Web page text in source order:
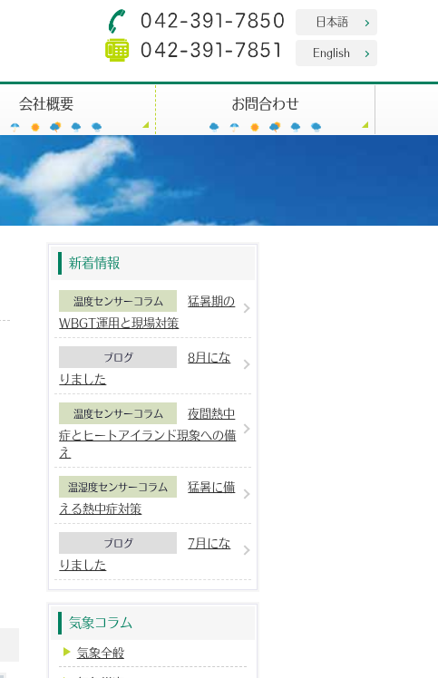
日本語
English
会社概要 お問合わせ
新着情報
温度センサーコラム
猛暑期の
WBGT運用と現場対策
ブログ
8月にな
りました
温度センサーコラム
夜間熱中
症とヒートアイランド現象への備
え
温湿度センサーコラム
猛暑に備
える熱中症対策
ブログ
7月にな
りました
気象コラム
気象全般